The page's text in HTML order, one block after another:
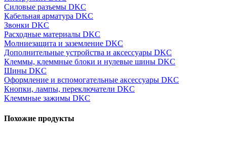
Силовые разъемы DKC
Кабельная арматура DKC
Звонки DKC
Расходные материалы DKC
Молниезащита и заземление DKC
Дополнительные устройства и аксессуары DKC
Клеммы, клеммные блоки и нулевые шины DKC
Шины DKC
Оформление и вспомогательные аксессуары DKC
Кнопки, лампы, переключатели DKC
Клеммные зажимы DKC
Похожие продукты